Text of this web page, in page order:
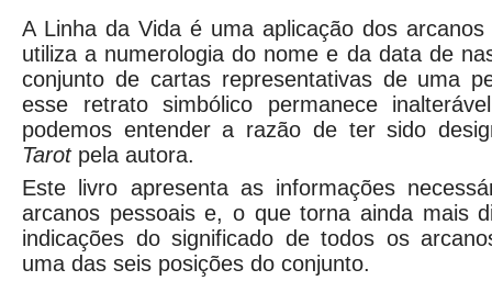
A Linha da Vida é uma aplicação dos
utiliza a numerologia do nome e da data de
conjunto de cartas representativas de uma
esse retrato simbólico permanece
podemos entender a razão de ter sido
Tarotpela autora.
Este livro apresenta as informações
arcanos pessoais e, o que torna ainda mais
indicações do significado de todos os
uma das seis posições do conjunto.